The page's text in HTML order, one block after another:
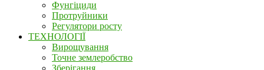
Фунгіциди
Протруйники
Регулятори росту
ТЕХНОЛОГІЇ
Вирощування
Точне землеробство
Зберігання